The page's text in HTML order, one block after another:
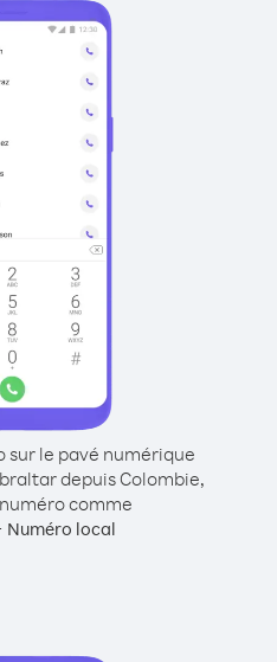
sur le pavé numérique
depuis Colombie,
comme
Numéro local